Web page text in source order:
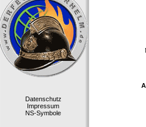
Datenschutz
Impressum
NS-Symbole